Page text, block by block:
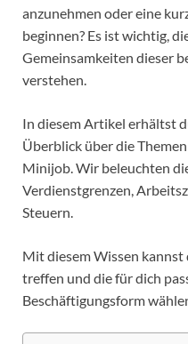
anzunehmen oder eine
beginnen? Es ist wichtig,
Gemeinsamkeiten dieser
verstehen.
In diesem Artikel erhältst
Überblick über die
Minijob. Wir beleuchten
Verdienstgrenzen,
Steuern.
Mit diesem Wissen
treffen und die für dich
Beschäftigungsform